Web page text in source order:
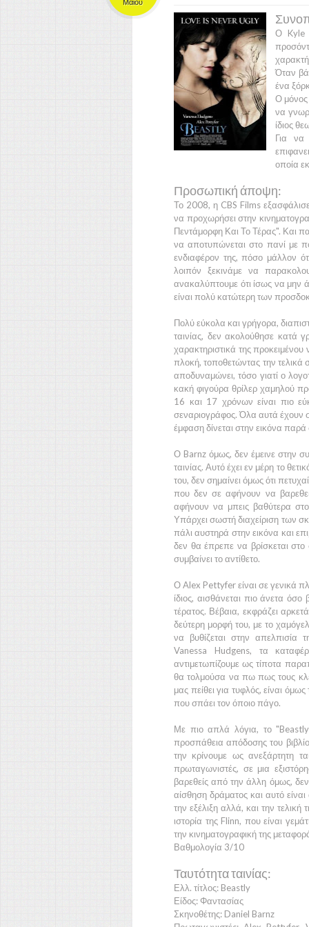
Ο Kyle
Όταν
ένα
Ο μόνος
να
ίδιος
Για να
οποία
Προσωπική άποψη:
Το 2008, η CBS Films
να προχωρήσει στην
Πεντάμορφη Και Το Τέρας". Και
να αποτυπώνεται στο πανί με
ενδιαφέρον της, πόσο μάλλον
λοιπόν ξεκινάμε να
ανακαλύπτουμε ότι ίσως να μην
είναι πολύ κατώτερη των
Πολύ εύκολα και γρήγορα,
ταινίας, δεν ακολούθησε κατά
χαρακτηριστικά της
πλοκή, τοποθετώντας την τελικά
αποδυναμώνει, τόσο γιατί ο
κακή φιγούρα θρίλερ χαμηλού
16 και 17 χρόνων είναι πιο
σεναριογράφος. Όλα αυτά έχουν
έμφαση δίνεται στην εικόνα
Ο Barnz όμως, δεν έμεινε στην
ταινίας. Αυτό έχει εν μέρη το
του, δεν σημαίνει όμως ότι
που δεν σε αφήνουν να
αφήνουν να μπεις βαθύτερα
Υπάρχει σωστή διαχείριση των
πάλι αυστηρά στην εικόνα και
δεν θα έπρεπε να βρίσκεται στο
συμβαίνει το αντίθετο.
ΟAlex Pettyferείναι σε γενικά
ίδιος, αισθάνεται πιο άνετα
τέρατος. Βέβαια, εκφράζει
δεύτερη μορφή του, με το
να βυθίζεται στην απελπισία
Vanessa Hudgens, τα
αντιμετωπίζουμε ως τίποτα
θα τολμούσα να πω πως τους
μας πείθει για τυφλός, είναι
που σπάει τον όποιο πάγο.
Με πιο απλά λόγια, το
προσπάθεια απόδοσης του
την κρίνουμε ως ανεξάρτητη
πρωταγωνιστές, σε μια
βαρεθείς από την άλλη όμως,
αίσθηση δράματος και αυτό
την εξέλιξη αλλά, και την τελική
ιστορία της Flinn, που είναι
την κινηματογραφική της
Βαθμολογία 3/10
Ταυτότητα ταινίας:
Ελλ. τίτλος: Beastly
Είδος: Φαντασίας
Σκηνοθέτης: Daniel Barnz